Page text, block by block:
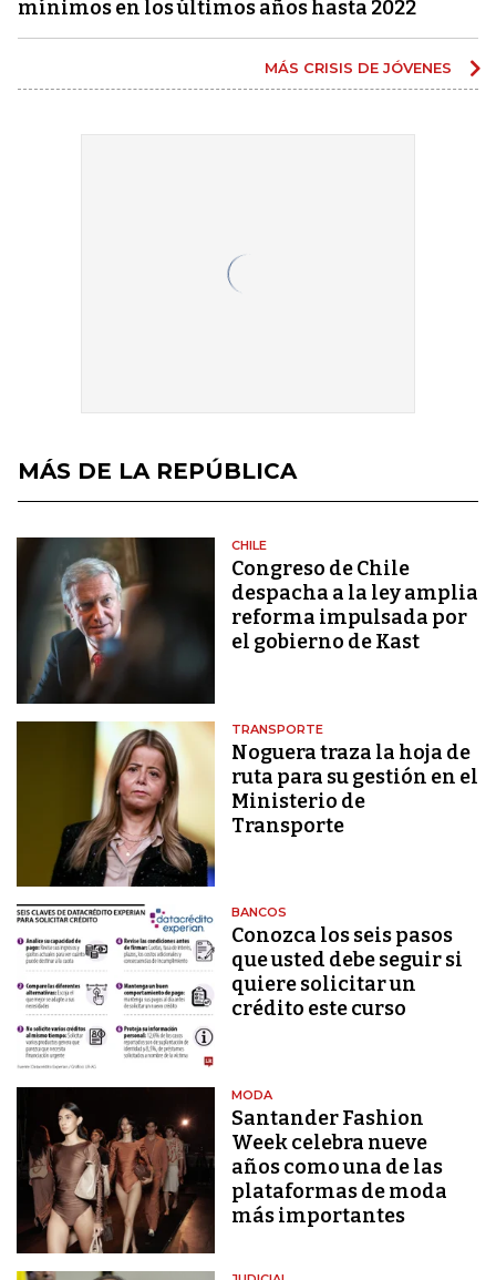
mínimos en los últimos años hasta 2022
MÁS CRISIS DE JÓVENES
MÁS DE LA REPÚBLICA
CHILE
Congreso de Chile
despacha a la ley amplia
reforma impulsada por
el gobierno de Kast
TRANSPORTE
Noguera traza la hoja de
ruta para su gestión en el
Ministerio de
Transporte
BANCOS
Conozca los seis pasos
que usted debe seguir si
quiere solicitar un
crédito este curso
MODA
Santander Fashion
Week celebra nueve
años como una de las
plataformas de moda
más importantes